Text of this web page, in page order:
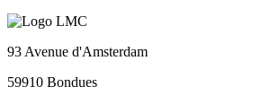
93 Avenue d'Amsterdam
59910 Bondues